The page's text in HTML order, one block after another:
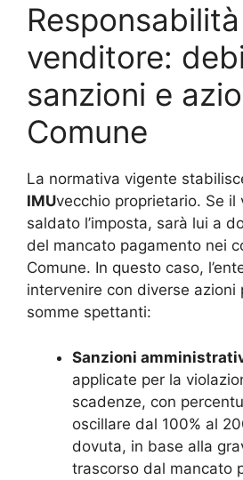
venditore:
sanzioni e
Comune
La normativa vigente
IMUvecchio proprietario. Se il
saldato l’imposta, sarà lui a
del mancato pagamento nei
Comune. In questo caso,
intervenire con diverse azioni
somme spettanti:
Sanzioni
applicate per la
scadenze, con
oscillare dal 100% al
dovuta, in base alla
trascorso dal mancato